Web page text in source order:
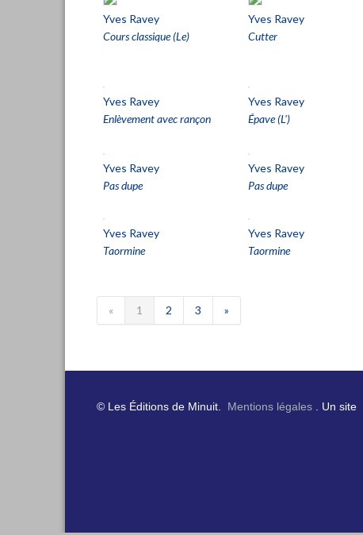
Yves Ravey
Cours classique (Le)
Yves Ravey
Cutter
Yves Ravey
Enlèvement avec rançon
Yves Ravey
Épave (L')
Yves Ravey
Pas dupe
Yves Ravey
Pas dupe
Yves Ravey
Taormine
Yves Ravey
Taormine
« 1 2 3 »
© Les Éditions de Minuit. Mentions légales . Un site